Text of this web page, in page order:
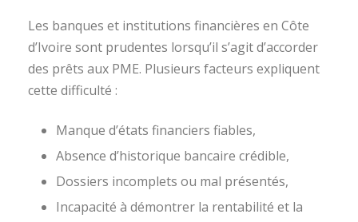
Les banques et institutions financières en Côte
d’Ivoire sont prudentes lorsqu’il s’agit d’accorder
des prêts aux PME. Plusieurs facteurs expliquent
cette difficulté :
Manque d’états financiers fiables,
Absence d’historique bancaire crédible,
Dossiers incomplets ou mal présentés,
Incapacité à démontrer la rentabilité et la